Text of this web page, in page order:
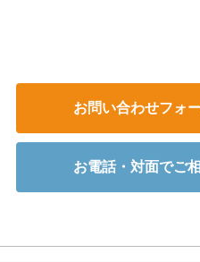
お問い合わせフォ
お電話・対面でご